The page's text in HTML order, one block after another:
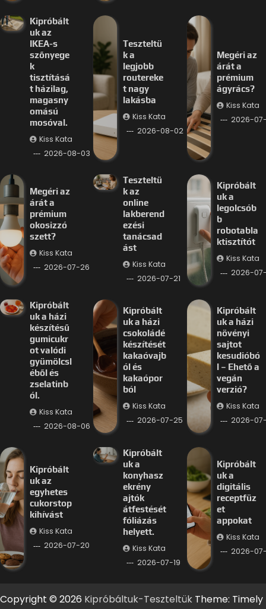
Kipróbált
uk az
IKEA-s
szőnyege
k
tisztításá
t házilag,
magasny
omású
mosóval.
Kiss Kata
2026-08-03
Teszteltü
k a
legjobb
routereke
t nagy
lakásba
Kiss Kata
2026-08-02
Megéri az
árát a
prémium
ágyrács?
Kiss Kata
2026-
Megéri az
árát a
prémium
okosizzó
szett?
Kiss Kata
2026-07-26
Teszteltü
k az
online
lakberend
ezési
tanácsad
ást
Kiss Kata
2026-07-21
Kipróbált
uk a
legolcsób
b
robotabla
ktisztítót
Kiss Kata
2026-
Kipróbált
uk a házi
készítésű
gumicukr
ot valódi
gyümölcsl
éből és
zselatinb
ól.
Kiss Kata
2026-08-06
Kipróbált
uk a házi
csokoládé
készítését
kakaóvajb
ól és
kakaópor
ból
Kiss Kata
2026-07-25
Kipróbált
uk a házi
növényi
sajtot
kesudióbó
l – Ehető a
vegán
verzió?
Kiss Kata
2026-
Kipróbált
uk az
egyhetes
cukorstop
kihívást
Kiss Kata
2026-07-20
Kipróbált
uk a
konyhasz
ekrény
ajtók
átfestését
fóliázás
helyett.
Kiss Kata
2026-07-19
Kipróbált
uk a
digitális
receptfüz
et
appokat
Kiss Kata
2026-
Copyright © 2026 Kipróbáltuk-Teszteltük Theme: Timely